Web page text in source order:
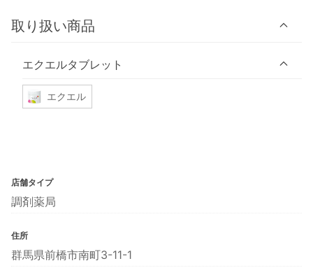
取り扱い商品
エクエルタブレット
エクエル
店舗タイプ
調剤薬局
住所
群馬県前橋市南町3-11-1